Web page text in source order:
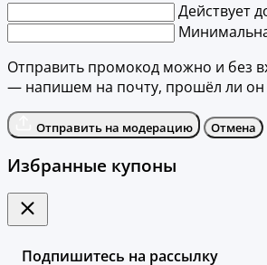
Действует
Отправить промокод можно и без
— напишем на почту, прошёл ли он
Отправить на модерацию Отмена
Избранные купоны
Подпишитесь на рассылку